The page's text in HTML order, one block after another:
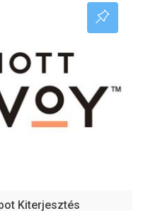
Kiterjesztés